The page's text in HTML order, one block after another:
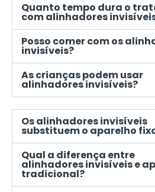
Quanto tempo dura o
com alinhadores
Posso comer com os
invisíveis?
As crianças podem usar
alinhadores invisíveis?
Os alinhadores invisíveis
substituem o aparelho
Qual a diferença entre
alinhadores invisíveis e
tradicional?